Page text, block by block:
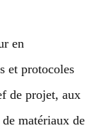
en
et protocoles
de projet, aux
matériaux de